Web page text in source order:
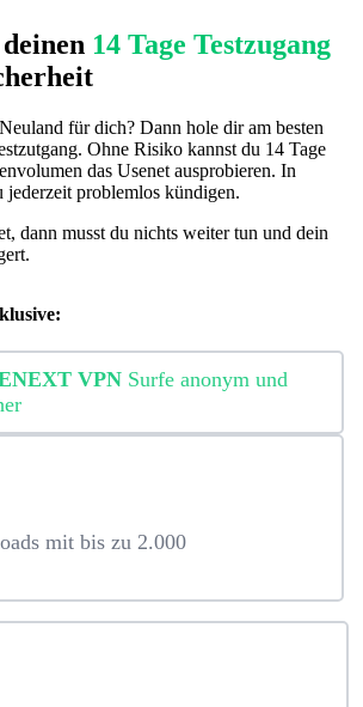
14 Tage Testzugang
für dich? Dann hole dir am besten
Ohne Risiko kannst du 14 Tage
das Usenet ausprobieren. In
jederzeit problemlos kündigen.
dann musst du nichts weiter tun und dein
VPN Surfe anonym und
mit bis zu 2.000